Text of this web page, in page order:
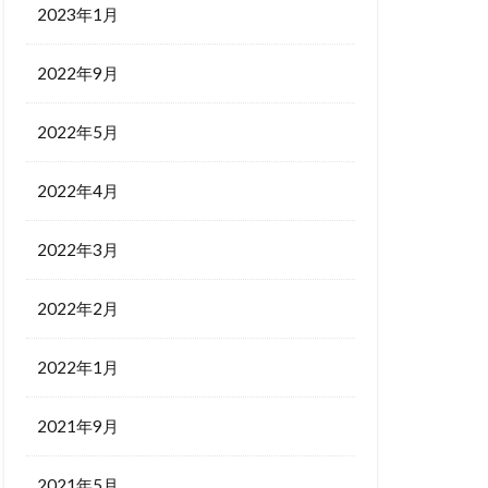
2023年1月
2022年9月
2022年5月
2022年4月
2022年3月
2022年2月
2022年1月
2021年9月